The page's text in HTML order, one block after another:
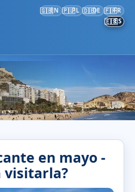
🇬🇧EN 🇵🇱PL 🇩🇪DE 🇫🇷FR
🇪🇸ES
en mayo -
visitarla?